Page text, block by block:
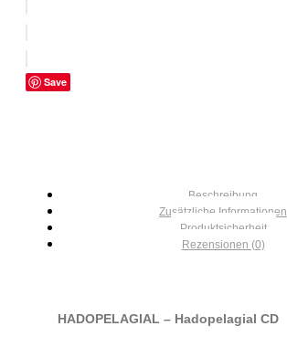
Save
Beschreibung
Zusätzliche Informationen
Produktsicherheit
Rezensionen (0)
HADOPELAGIAL – Hadopelagial CD